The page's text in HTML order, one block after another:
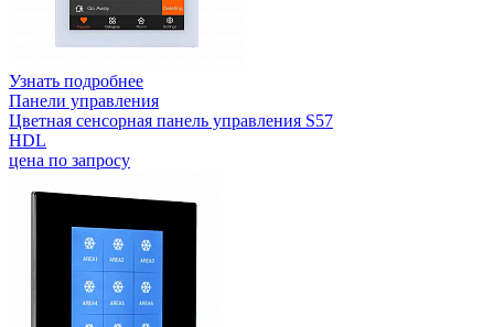
Узнать подробнее
Панели управления
Цветная сенсорная панель управления S57
HDL
цена по запросу